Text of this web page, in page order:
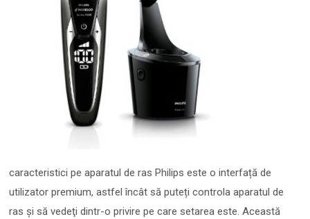
caracteristici pe aparatul de ras Philips este o interfață de
utilizator premium, astfel încât să puteți controla aparatul de
ras și să vedeţi dintr-o privire pe care setarea este. Această